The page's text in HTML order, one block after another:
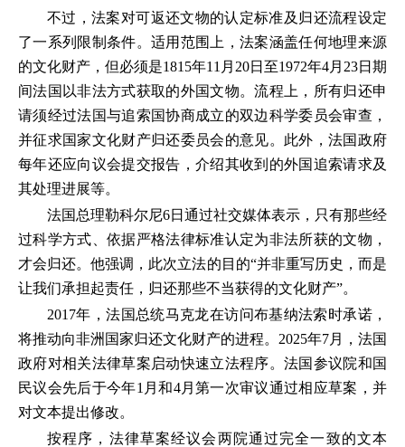
不过，法案对可返还文物的认定标准及归还流程设定
了一系列限制条件。适用范围上，法案涵盖任何地理来源
的文化财产，但必须是1815年11月20日至1972年4月23日期
间法国以非法方式获取的外国文物。流程上，所有归还申
请须经过法国与追索国协商成立的双边科学委员会审查，
并征求国家文化财产归还委员会的意见。此外，法国政府
每年还应向议会提交报告，介绍其收到的外国追索请求及
其处理进展等。
法国总理勒科尔尼6日通过社交媒体表示，只有那些经
过科学方式、依据严格法律标准认定为非法所获的文物，
才会归还。他强调，此次立法的目的“并非重写历史，而是
让我们承担起责任，归还那些不当获得的文化财产”。
2017年，法国总统马克龙在访问布基纳法索时承诺，
将推动向非洲国家归还文化财产的进程。2025年7月，法国
政府对相关法律草案启动快速立法程序。法国参议院和国
民议会先后于今年1月和4月第一次审议通过相应草案，并
对文本提出修改。
按程序，法律草案经议会两院通过完全一致的文本